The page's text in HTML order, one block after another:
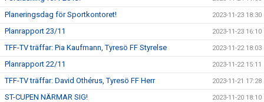
Planeringsdag för Sportkontoret! 2023-11-23 18:30
Planrapport 23/11 2023-11-23 16:10
TFF-TV träffar: Pia Kaufmann, Tyresö FF Styrelse 2023-11-22 18:03
Planrapport 22/11 2023-11-22 15:11
TFF-TV träffar: David Othérus, Tyresö FF Herr 2023-11-21 17:28
ST-CUPEN NÄRMAR SIG! 2023-11-20 18:10